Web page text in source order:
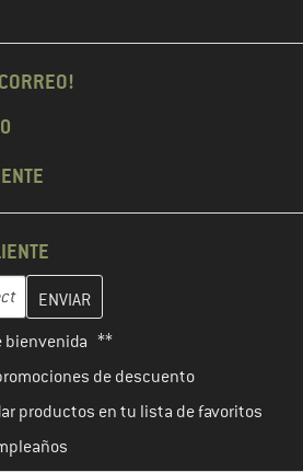
de correo electrónico y crea tu
bienvenida **
de descuento
productos en tu lista de favoritos